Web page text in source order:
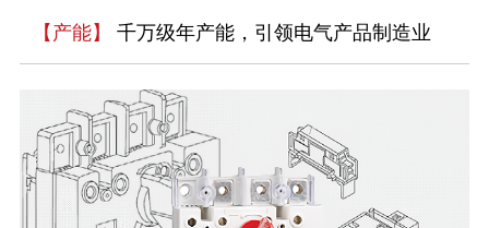
【产能】 千万级年产能，引领电气产品制造业